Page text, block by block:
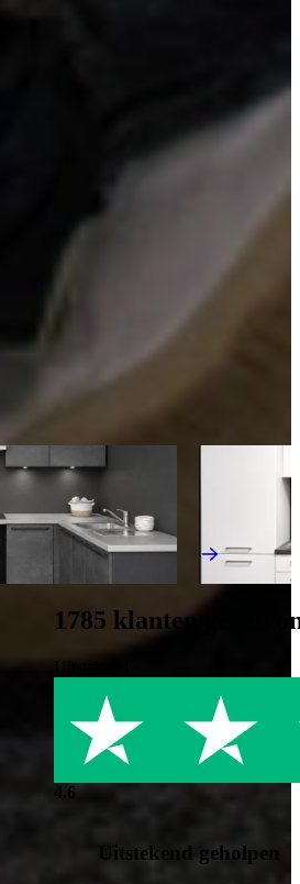
uitstraling van echt hout met de
oppervlak. Ideaal voor
onze mega showrooms!
U krijgt het ontwerp en de offerte
langs de keukens die aansluiten bij uw
van onze opgeleide keuken experts.
als deze
Outlet
Outlet
Direct
1785 klanten geven
Uitstekend
4.6
Uitstekend geholpen